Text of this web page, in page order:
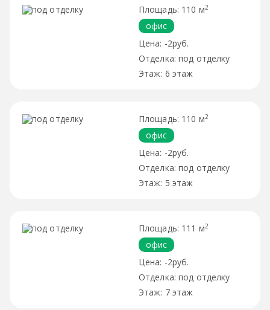
110 м2
офис
-2руб.
под отделку
6 этаж
110 м2
офис
-2руб.
под отделку
5 этаж
111 м2
офис
-2руб.
под отделку
7 этаж